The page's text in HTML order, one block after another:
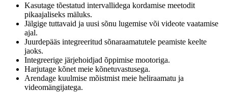
Kasutage tõestatud intervallidega kordamise meetodit
pikaajaliseks mäluks.
Jälgige tuttavaid ja uusi sõnu lugemise või videote vaatamise
ajal.
Juurdepääs integreeritud sõnaraamatutele peamiste keelte
jaoks.
Integreerige järjehoidjad õppimise mootoriga.
Harjutage kõnet meie kõnetuvastusega.
Arendage kuulmise mõistmist meie heliraamatu ja
videomängijatega.